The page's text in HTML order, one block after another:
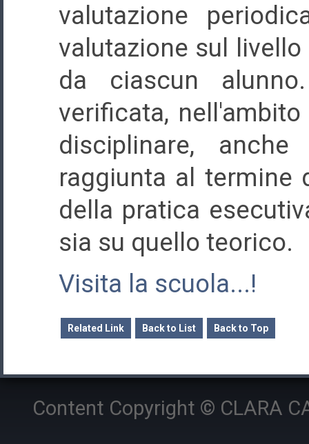
valutazione
valutazione sul
da ciascun
verificata,
disciplinare,
raggiunta al termine
della pratica
sia su quello teorico.
Visita la scuola...!
Related Link Back to List Back to Top
Content Copyright © CLARA